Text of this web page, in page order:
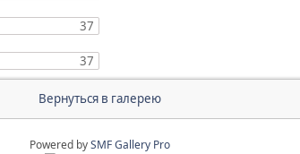
37
37
Вернуться в галерею
Powered bySMF Gallery Pro